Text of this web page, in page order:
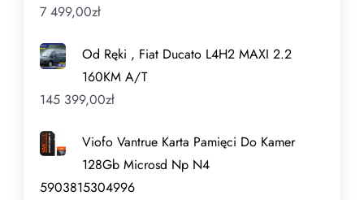
7 499,00zł
Od Ręki , Fiat Ducato L4H2 MAXI 2.2
160KM A/T
145 399,00zł
Viofo Vantrue Karta Pamięci Do Kamer
128Gb Microsd Np N4
5903815304996